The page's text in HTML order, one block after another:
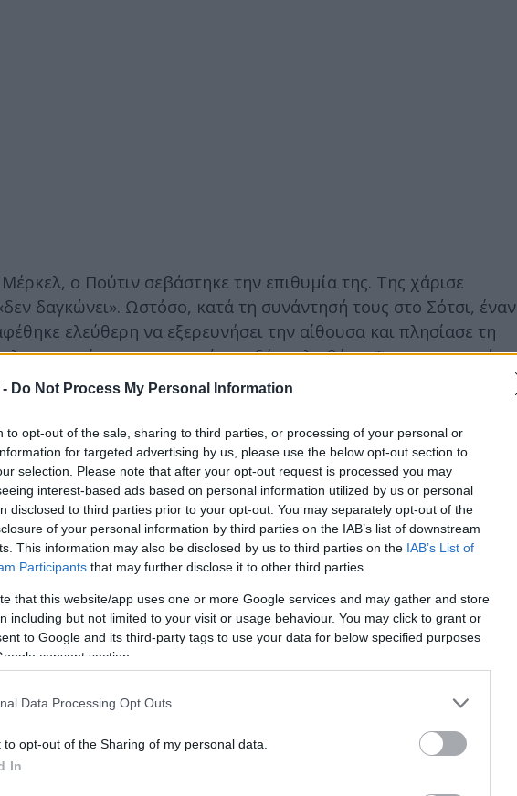
- Do Not Process My Personal Information
to opt-out of the sale, sharing to third parties, or processing of your personal or
for targeted advertising by us, please use the below opt-out section to
selection. Please note that after your opt-out request is processed you may
interest-based ads based on personal information utilized by us or personal
disclosed to third parties prior to your opt-out. You may separately opt-out of the
of your personal information by third parties on the IAB’s list of downstream
This information may also be disclosed by us to third parties on the IAB’s List of
Participants that may further disclose it to other third parties.
that this website/app uses one or more Google services and may gather and store
including but not limited to your visit or usage behaviour. You may click to grant or
to Google and its third-party tags to use your data for below specified purposes
consent section.
Data Processing Opt Outs
to opt-out of the Sharing of my personal data.
In
ο Πούτιν σεβάστηκε την επιθυμία της. Της χάρισε
δαγκώνει». Ωστόσο, κατά τη συνάντησή τους στο Σότσι, έναν
ελεύθερη να εξερευνήσει την αίθουσα και πλησίασε τη
«παγωμένη» και εμφανώς σε δύσκολη θέση. Το περιστατικό
που κάλυπταν τη συνάντηση.